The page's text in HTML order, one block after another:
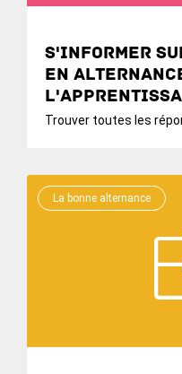
S'informer
en
Trouver toutes les
La bonne alternance